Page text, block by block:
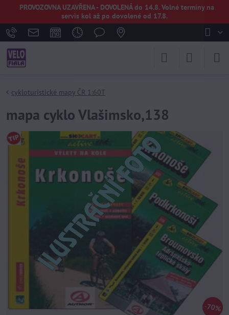
PROVOZOVNA UZAVŘENA - DOVOLENÁ do 14.8. Volné termíny na
servis kol až po dovolené od 17.8.
70%
cykloturistické mapy ČR 1:60T
mapa cyklo Vlašimsko,138